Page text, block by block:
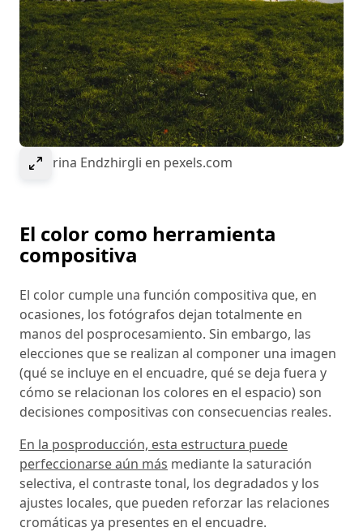
Select to expand image
© Marina Endzhirgli en pexels.com
El color como herramienta
compositiva
El color cumple una función compositiva que, en
ocasiones, los fotógrafos dejan totalmente en
manos del posprocesamiento. Sin embargo, las
elecciones que se realizan al componer una imagen
(qué se incluye en el encuadre, qué se deja fuera y
cómo se relacionan los colores en el espacio) son
decisiones compositivas con consecuencias reales.
En la posproducción, esta estructura puede
perfeccionarse aún más mediante la saturación
selectiva, el contraste tonal, los degradados y los
ajustes locales, que pueden reforzar las relaciones
cromáticas ya presentes en el encuadre.